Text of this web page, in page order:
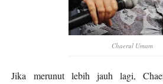
Chaerul Umam
Jika merunut lebih jauh lagi,